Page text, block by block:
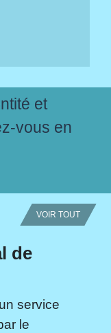
et
vous en
VOIR TOUT
de
service
le